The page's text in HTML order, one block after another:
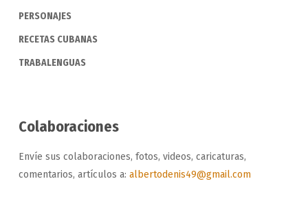
PERSONAJES
RECETAS CUBANAS
TRABALENGUAS
Colaboraciones
Envíe sus colaboraciones, fotos, videos, caricaturas,
comentarios, artículos a: albertodenis49@gmail.com